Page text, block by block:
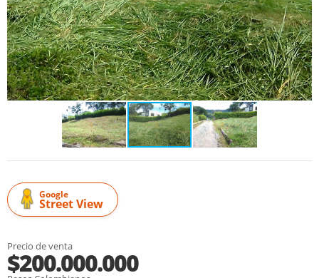
Google
Street View
Precio de venta
$200.000.000